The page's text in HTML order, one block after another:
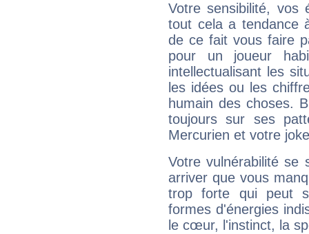
Votre sensibilité,
tout cela a tendance
de ce fait vous faire
pour un joueur
intellectualisant les
les idées ou les
humain des choses.
toujours sur ses
Mercurien et votre
Votre vulnérabilité se
arriver que vous
trop forte qui peut
formes d'énergies
le cœur, l'instinct, la